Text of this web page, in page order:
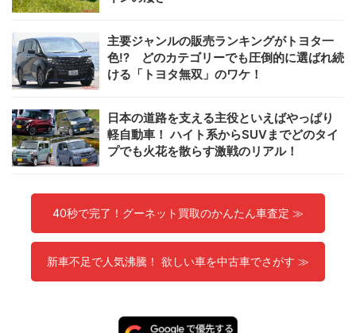
主要ジャンルの販売ランキングがトヨタ一
色!? どのカテゴリーでも圧倒的に選ばれ続
ける「トヨタ無双」のワケ！
日本の道路を支える主役といえばやっぱり
軽自動車！ ハイト系からSUVまでどのタイ
プでも火花を散らす激戦のリアル！
40秒で完了！グーネット買取のかんたん車査定 ≫
新車不足で人気沸騰！ 欲しい車を中古車でさがす ≫